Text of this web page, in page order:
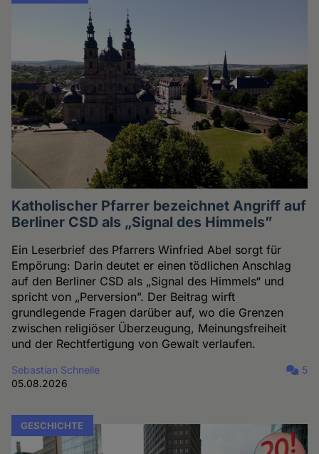
Katholischer Pfarrer bezeichnet Angriff auf
Berliner CSD als „Signal des Himmels”
Ein Leserbrief des Pfarrers Winfried Abel sorgt für
Empörung: Darin deutet er einen tödlichen Anschlag
auf den Berliner CSD als „Signal des Himmels“ und
spricht von „Perversion”. Der Beitrag wirft
grundlegende Fragen darüber auf, wo die Grenzen
zwischen religiöser Überzeugung, Meinungsfreiheit
und der Rechtfertigung von Gewalt verlaufen.
Sebastian Schnelle
05.08.2026
5
GESCHICHTE